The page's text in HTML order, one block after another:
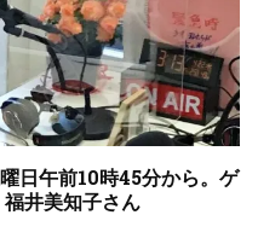
日午前10時45分から。ゲ
井美知子さん